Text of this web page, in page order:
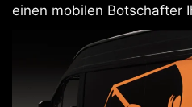
einen mobilen Botschafter